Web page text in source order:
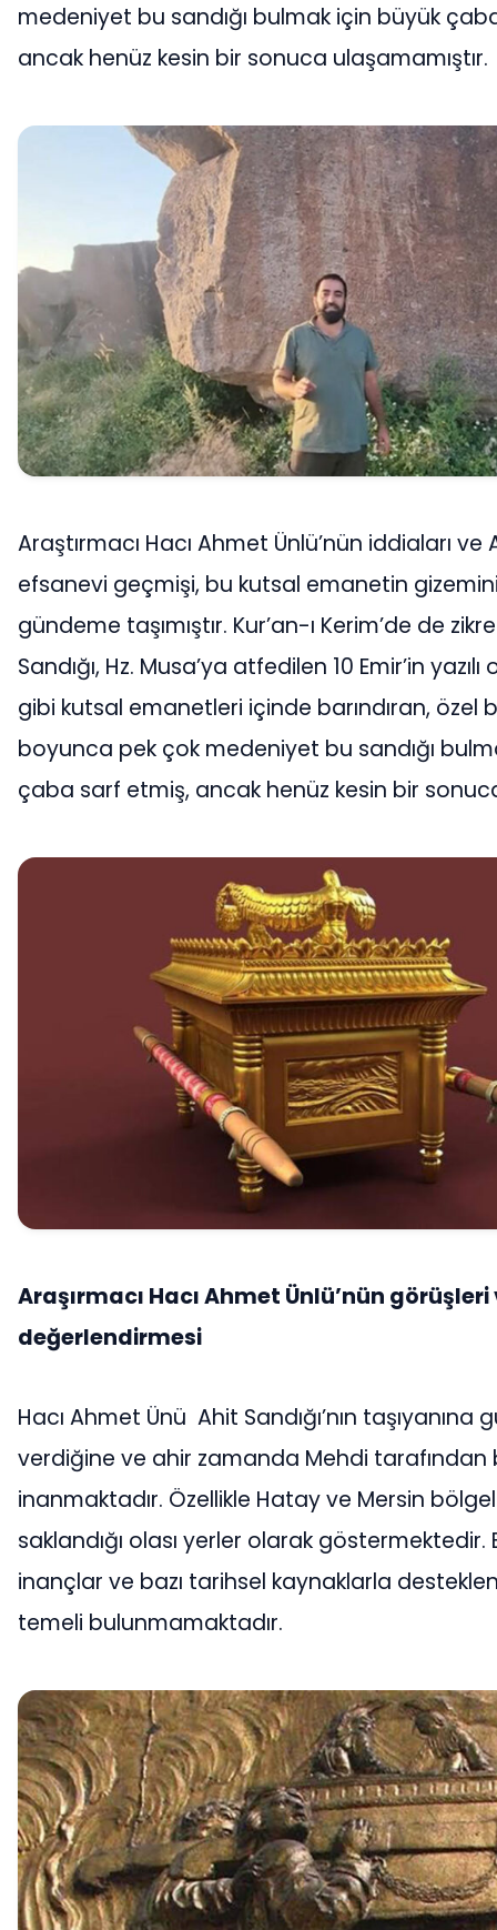
medeniyet bu sandığı bulmak için büyük
ancak henüz kesin bir sonuca ulaşamamıştır.
Araştırmacı Hacı Ahmet Ünlü’nün iddiaları ve
efsanevi geçmişi, bu kutsal emanetin
gündeme taşımıştır. Kur’an-ı Kerim’de de
Sandığı, Hz. Musa’ya atfedilen 10 Emir’in
gibi kutsal emanetleri içinde barındıran, özel
boyunca pek çok medeniyet bu sandığı
çaba sarf etmiş, ancak henüz kesin bir
Araşırmacı Hacı Ahmet Ünlü’nün görüşleri
değerlendirmesi
Hacı Ahmet Ünü Ahit Sandığı’nın taşıyanına
verdiğine ve ahir zamanda Mehdi tarafından
inanmaktadır. Özellikle Hatay ve Mersin
saklandığı olası yerler olarak göstermektedir.
inançlar ve bazı tarihsel kaynaklarla
temeli bulunmamaktadır.